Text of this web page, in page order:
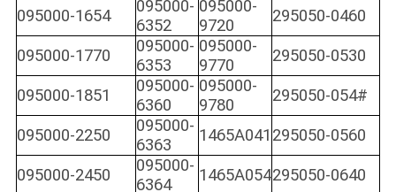
095000-1654
095000-
6352
095000-
9720
295050-0460
095000-1770
095000-
6353
095000-
9770
295050-0530
095000-1851
095000-
6360
095000-
9780
295050-054#
095000-2250
095000-
6363
1465A041 295050-0560
095000-2450
095000-
6364
1465A054295050-0640